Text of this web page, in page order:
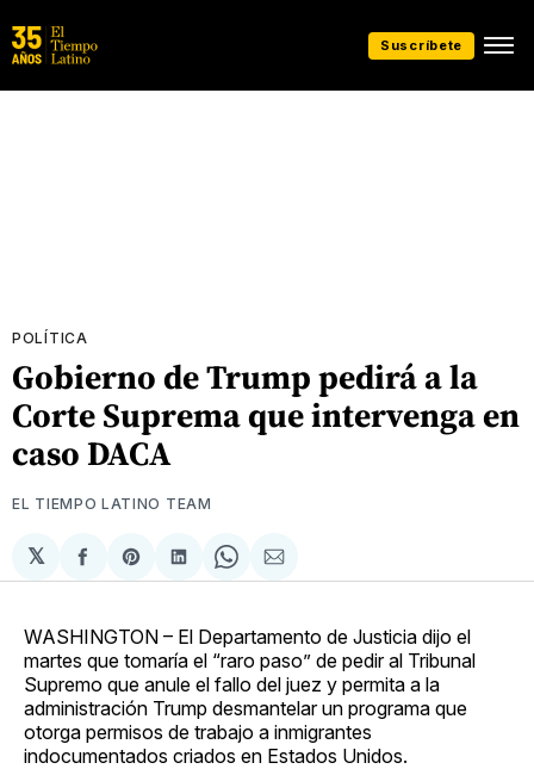
Suscríbete
POLÍTICA
Gobierno de Trump pedirá a la
Corte Suprema que intervenga en
caso DACA
EL TIEMPO LATINO TEAM
𝕏
Compartir
en
Share
on
Compartir
en
Share
on
Compartir
via
WASHINGTON – El Departamento de Justicia dijo el
martes que tomaría el “raro paso” de pedir al Tribunal
Supremo que anule el fallo del juez y permita a la
administración Trump desmantelar un programa que
otorga permisos de trabajo a inmigrantes
indocumentados criados en Estados Unidos.